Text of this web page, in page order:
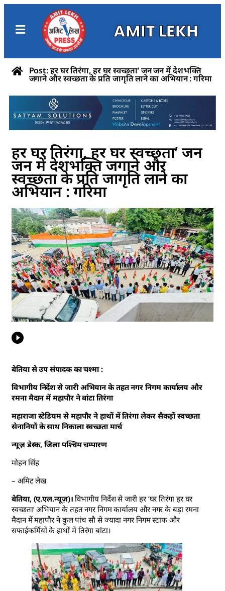
AMIT LEKH
Post: हर घर तिरंगा, हर घर स्वच्छता’ जन जन में देशभक्ति
जगाने और स्वच्छता के प्रति जागृति लाने का अभियान : गरिमा
हर घर तिरंगा, हर घर स्वच्छता’ जन
जन में देशभक्ति जगाने और
स्वच्छता के प्रति जागृति लाने का
अभियान : गरिमा
बेतिया से उप संपादक का चश्मा :
विभागीय निर्देश से जारी अभियान के तहत नगर निगम कार्यालय और
रमना मैदान में महापौर ने बांटा तिरंगा
महाराजा स्टेडियम से महापौर ने हाथों में तिरंगा लेकर सैकड़ों स्वच्छता
सेनानियों के साथ निकाला स्वच्छता मार्च
न्यूज़ डेस्क, जिला पश्चिम चम्पारण
मोहन सिंह
– अमिट लेख
बेतिया, (ए.एल.न्यूज़)। विभागीय निर्देश से जारी हर ‘घर तिरंगा हर घर
स्वच्छता’ अभियान के तहत नगर निगम कार्यालय और नगर के बड़ा रमना
मैदान में महापौर ने कुल पांच सौ से ज्यादा नगर निगम स्टाफ और
सफाईकर्मियों के हाथों में तिरंगा बांटा।